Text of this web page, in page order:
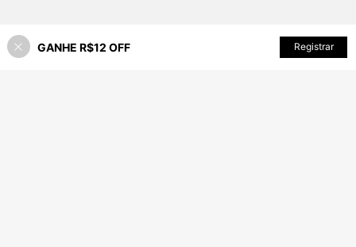
8% OFF! ADICIONAR AO CARRINHO
GANHE R$12 OFF Registrar